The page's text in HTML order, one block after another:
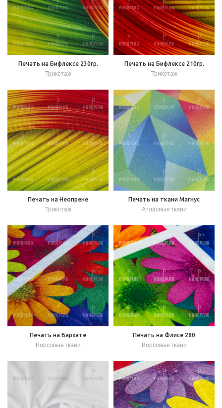
Печать на Бифлексе 230гр.
Трикотаж
Печать на Бифлексе 210гр.
Трикотаж
Печать на Неопрене
Трикотаж
Печать на ткани Магнус
Атласные ткани
Печать на Бархате
Ворсовые ткани
Печать на Флисе 280
Ворсовые ткани